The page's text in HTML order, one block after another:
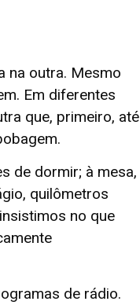
na outra. Mesmo
Em diferentes
que, primeiro, até
de dormir; à mesa,
quilômetros
no que
de rádio.